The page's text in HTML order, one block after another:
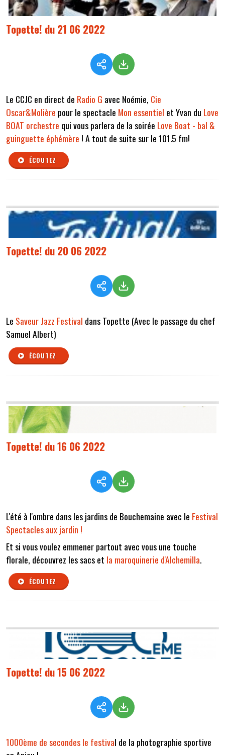
Topette! du 21 06 2022
Le CCJC en direct de Radio G avec Noémie, Cie
Oscar&Molière pour le spectacle Mon essentiel et Yvan du Love
BOAT orchestre qui vous parlera de la soirée Love Boat - bal &
guinguette éphémère ! A tout de suite sur le 101.5 fm!
ÉCOUTEZ
Topette! du 20 06 2022
Le Saveur Jazz Festival dans Topette (Avec le passage du chef
Samuel Albert)
ÉCOUTEZ
Topette! du 16 06 2022
L'été à l'ombre dans les jardins de Bouchemaine avec le Festival
Spectacles aux jardin !
Et si vous voulez emmener partout avec vous une touche
florale, découvrez les sacs et la maroquinerie d'Alchemilla.
ÉCOUTEZ
Topette! du 15 06 2022
1000ème de secondes le festival de la photographie sportive